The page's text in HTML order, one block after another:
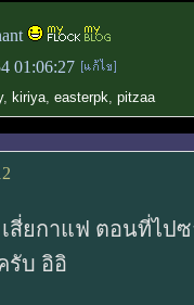
01:06:27
, kiriya, easterpk, pitzaa
เสี่ยกาแฟ ตอนที่ไ
รับ อิอิ